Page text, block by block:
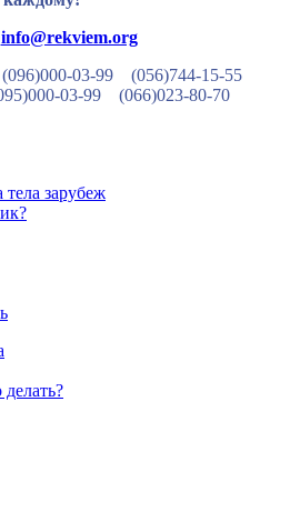
info@rekviem.org
03-99
(056)744-15-55
03-99
(066)023-80-70
тела зарубеж